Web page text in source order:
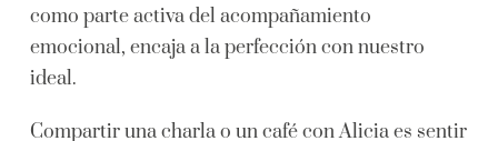
como parte activa del acompañamiento
emocional, encaja a la perfección con nuestro
ideal.
Compartir una charla o un café con Alicia es sentir